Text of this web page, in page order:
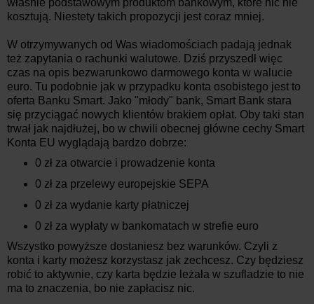
właśnie podstawowym produktom bankowym, które nic nie
kosztują. Niestety takich propozycji jest coraz mniej.
W otrzymywanych od Was wiadomościach padają jednak
też zapytania o rachunki walutowe. Dziś przyszedł więc
czas na opis bezwarunkowo darmowego konta w walucie
euro. Tu podobnie jak w przypadku konta osobistego jest to
oferta Banku Smart. Jako "młody" bank, Smart Bank stara
się przyciągać nowych klientów brakiem opłat. Oby taki stan
trwał jak najdłużej, bo w chwili obecnej główne cechy Smart
Konta EU wyglądają bardzo dobrze:
0 zł za otwarcie i prowadzenie konta
0 zł za przelewy europejskie SEPA
0 zł za wydanie karty płatniczej
0 zł za wypłaty w bankomatach w strefie euro
Wszystko powyższe dostaniesz bez warunków. Czyli z
konta i karty możesz korzystasz jak zechcesz. Czy będziesz
robić to aktywnie, czy karta będzie leżała w szufladzie to nie
ma to znaczenia, bo nie zapłacisz nic.